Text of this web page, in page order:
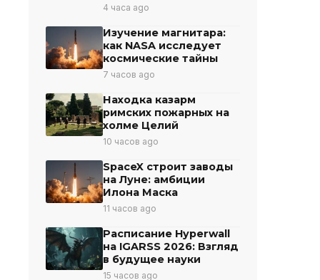
4 часа ago
Изучение магнитара:
как NASA исследует
космические тайны
7 часов ago
Находка казарм
римских пожарных на
холме Целий
10 часов ago
SpaceX строит заводы
на Луне: амбиции
Илона Маска
11 часов ago
Расписание Hyperwall
на IGARSS 2026: Взгляд
в будущее науки
15 часов ago